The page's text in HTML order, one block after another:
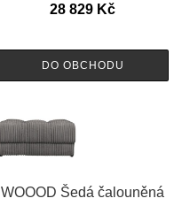
28 829 Kč
DO OBCHODU
WOOOD Šedá čalouněná